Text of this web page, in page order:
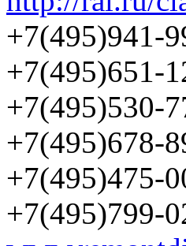
+7(495)941-
+7(495)651-
+7(495)530-
+7(495)678-
+7(495)475-
+7(495)799-